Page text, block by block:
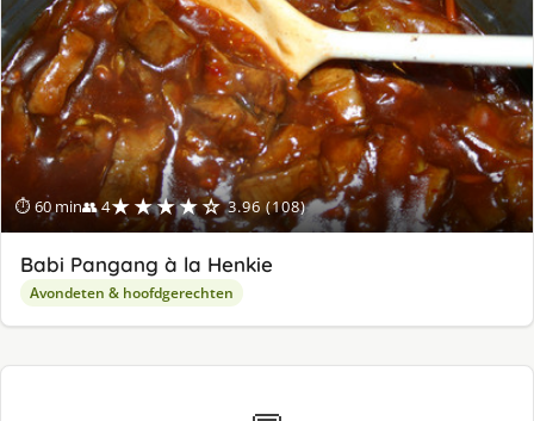
⏱ 60 min👥 4★★★★☆ 3.96 (108)
Babi Pangang à la Henkie
Avondeten & hoofdgerechten